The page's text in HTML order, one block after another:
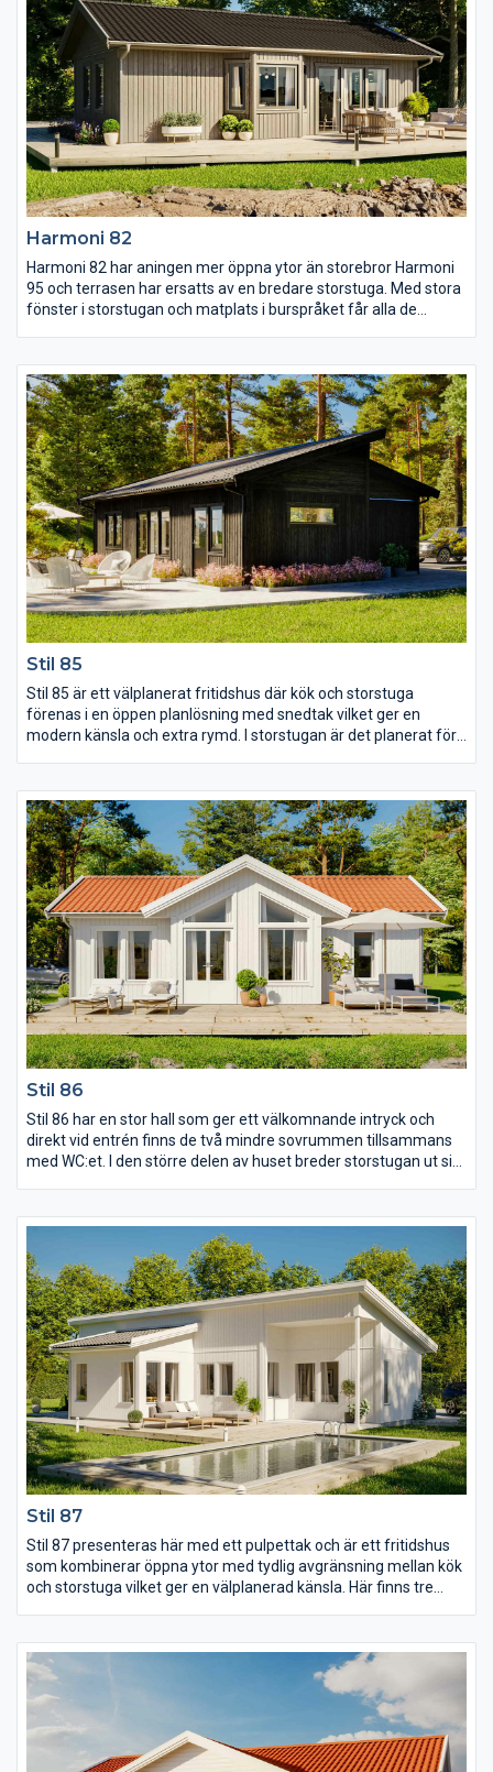
Harmoni 82
Harmoni 82 har aningen mer öppna ytor än storebror Harmoni
95 och terrasen har ersatts av en bredare storstuga. Med stora
fönster i storstugan och matplats i burspråket får alla de
huset ligger det stora sovrummet med bra
förvaringsmöjligheter och utgång till egen uteplats.
Stil 85
Stil 85 är ett välplanerat fritidshus där kök och storstuga
förenas i en öppen planlösning med snedtak vilket ger en
modern känsla och extra rymd. I storstugan är det planerat för
som nås från diskreta ingångar i vinkel, det stora sovrummet
har dessutom fått en egen dörr ut till trädgården.
Stil 86
Stil 86 har en stor hall som ger ett välkomnande intryck och
direkt vid entrén finns de två mindre sovrummen tillsammans
med WC:et. I den större delen av huset breder storstugan ut sig
matplats och på andra sidan storstugan ligger det stora
sovrummet som ha fått en egen lyxig och stor klädkammare
med skjutdörr.
Stil 87
Stil 87 presenteras här med ett pulpettak och är ett fritidshus
som kombinerar öppna ytor med tydlig avgränsning mellan kök
och storstuga vilket ger en välplanerad känsla. Här finns tre
med ett WC som rymmer allt som behövs.